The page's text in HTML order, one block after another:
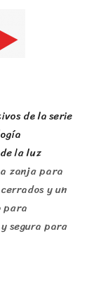
de la serie
la luz
zanja para
y un
para
segura para